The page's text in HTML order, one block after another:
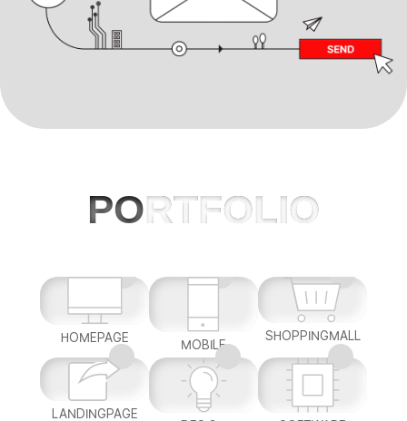
PORTFOLIO
HOMEPAGE MOBILE
SHOPPINGMALL
LANDINGPAGE